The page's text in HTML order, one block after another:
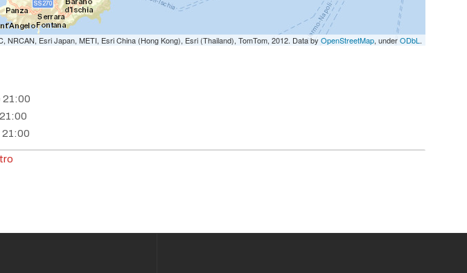
Esri Japan, METI, Esri China (Hong Kong), Esri (Thailand), TomTom, 2012. Data by OpenStreetMap, underODbL.
21:00
21:00